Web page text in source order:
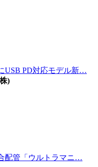
USB PD対応モデル新…
)
配管「ウルトラマニ…